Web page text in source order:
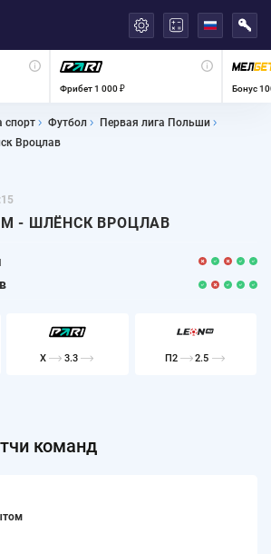
Фрибет 1 000 ₽ Бонус
спорт Футбол
Первая лига Польши
Вроцлав
- ШЛЁНСК ВРОЦЛАВ
X 3.3 П2 2.5
команд